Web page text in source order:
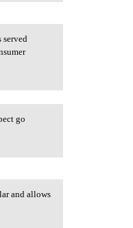
served
go
and allows